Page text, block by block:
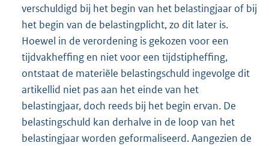
verschuldigd bij het begin van het belastingjaar of bij
het begin van de belastingplicht, zo dit later is.
Hoewel in de verordening is gekozen voor een
tijdvakheffing en niet voor een tijdstipheffing,
ontstaat de materiële belastingschuld ingevolge dit
artikellid niet pas aan het einde van het
belastingjaar, doch reeds bij het begin ervan. De
belastingschuld kan derhalve in de loop van het
belastingjaar worden geformaliseerd. Aangezien de